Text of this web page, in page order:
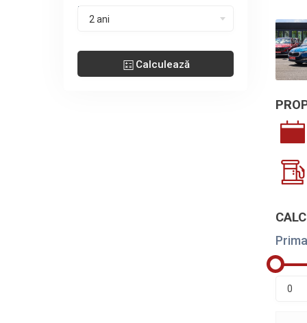
Perioada leasing
2 ani
Calculează